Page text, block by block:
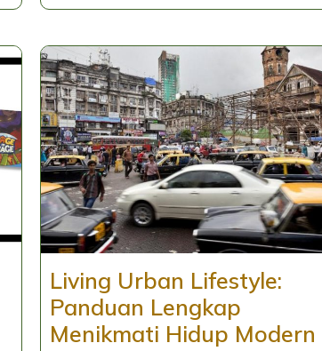
Living Urban Lifestyle:
Panduan Lengkap
Menikmati Hidup Modern